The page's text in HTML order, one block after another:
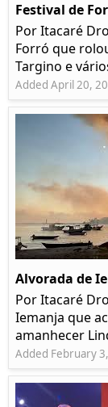
Festival de
Por Itacaré
Forró que
Targino e
Added April 20,
Alvorada de
Por Itacaré
Iemanja que
amanhecer
Added February